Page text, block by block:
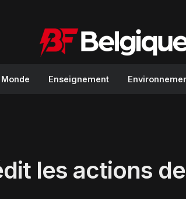
Monde Enseignement
les actions